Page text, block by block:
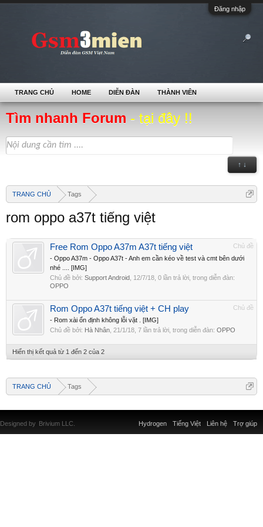
Đăng nhập
Tìm nhanh Forum - tại đây !!
↑ ↓
TRANG CHỦ Tags
rom oppo a37t tiếng việt
Chủ đề
Free Rom Oppo A37m A37t tiếng việt
- Oppo A37m - Oppo A37t - Anh em cần kéo về test và cmt bên dưới
nhé .... [IMG]
Chủ đề bởi: Support Android 12/7/18 , 0 lần trả lời, trong diễn đàn:
OPPO
Chủ đề
Rom Oppo A37t tiếng việt + CH play
- Rom xài ổn định không lỗi vặt . [IMG]
Chủ đề bởi: Hà Nhân 21/1/18 , 7 lần trả lời, trong diễn đàn: OPPO
Hiển thị kết quả từ 1 đến 2 của 2
TRANG CHỦ Tags
TRANG CHỦ HOME DIỄN ĐÀN THÀNH VIÊN
Liên hệ Trợ giúp
Hydrogen Tiếng Việt
Designed by Brivium LLC.